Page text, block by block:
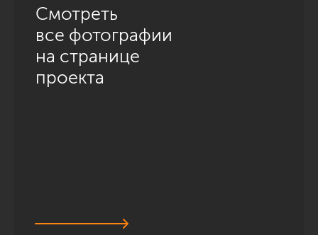
Смотреть
все фотографии
на странице
проекта